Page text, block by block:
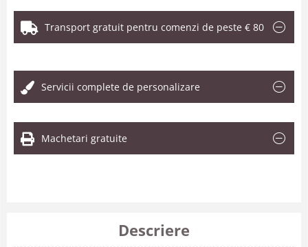
Transport gratuit pentru comenzi de peste € 80
Servicii complete de personalizare
Machetari gratuite
Descriere